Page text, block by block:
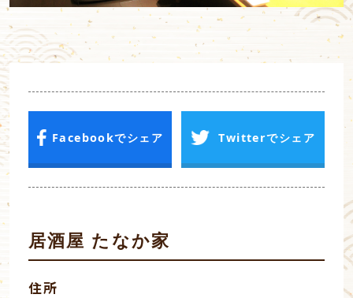
Facebookでシェア Twitterでシェア
居酒屋 たなか家
住所